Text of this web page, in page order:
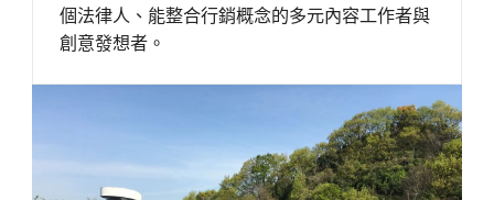
個法律人、能整合行銷概念的多元內容工作者與
創意發想者。